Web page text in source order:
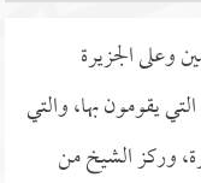
وعلى الجزيرة
يقومون بها، والتي
وركز الشيخ من